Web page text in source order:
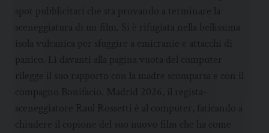
panico. Lì davanti alla pagina vuota del computer
rilegge il suo rapporto con la madre scomparsa e con il
compagno Bonifacio. Madrid 2026, il regista-
sceneggiatore Raul Rossetti è al computer, faticando a
chiudere il copione del suo nuovo film che ha come